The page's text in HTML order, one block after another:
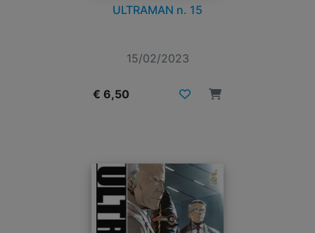
ULTRAMAN n. 15
15/02/2023
€ 6,50